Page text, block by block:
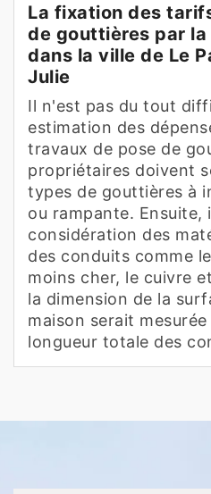
La fixation des
de gouttières par la
dans la ville de Le
Julie
Il n'est pas du tout
estimation des
travaux de pose de
propriétaires doivent
types de gouttières à
ou rampante. Ensuite,
considération des
des conduits comme
moins cher, le cuivre
la dimension de la
maison serait
longueur totale des